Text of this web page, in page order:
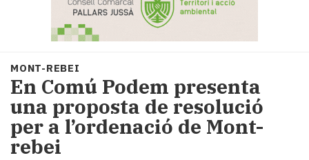
Societat
Política
i
municipis
Economia
i
MONT-REBEI
En Comú Podem presenta
una proposta de resolució
per a l’ordenació de Mont-
rebei